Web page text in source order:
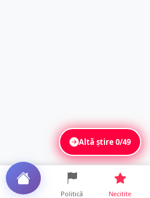
Altă știre0/49
Politică Necitite